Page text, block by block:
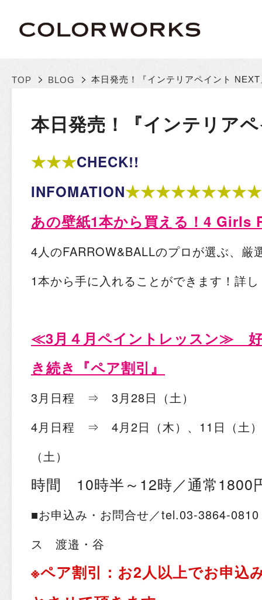
TOP > BLOG > 本日発売！『インテリアペイント NEXT
本日発売！『インテリア
★★★CHECK!!
INFOMATION
あの壁紙1本から買える！4 Girls
4人のFARROW&BALLのプロが選ぶ、厳
1本から手に入れることができます！詳
≪3月４月ペイントレッスン≫ 好
き続き『ペア割引』
3月日程 ⇒ 3月28日（土）
4月日程 ⇒ 4月2日（木）、11日（土）
（土）
時間 10時半～12時／通常1800
■お申込み・お問合せ／tel.03-3864-
ス 渡邉・谷
※ペア割引： お2人以上でお申込